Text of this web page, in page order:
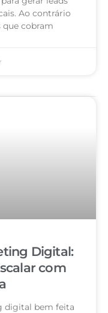
Ao contrário
que cobram
Digital:
com
digital bem feita